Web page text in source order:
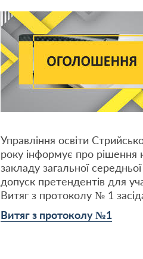
Управління освіти
року інформує про рішення
закладу загальної середньої
допуск претендентів для
Витяг з протоколу № 1
Витяг з протоколу №1